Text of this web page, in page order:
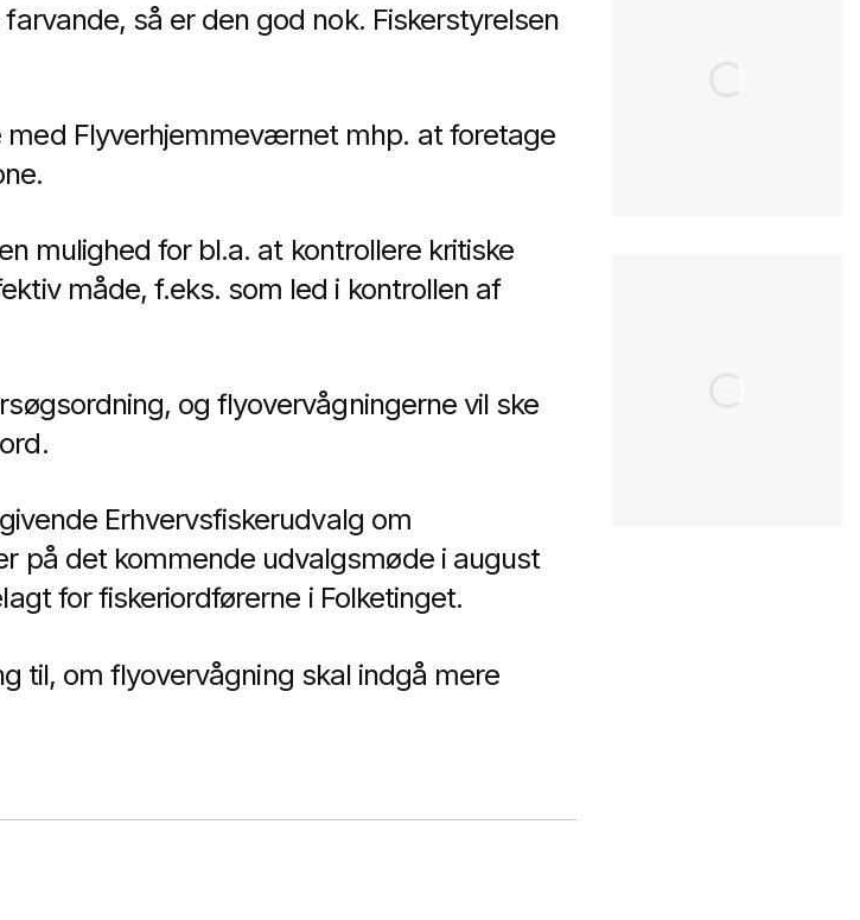
så er den god nok. Fiskerstyrelsen
med Flyverhjemmeværnet mhp. at foretage
mulighed for bl.a. at kontrollere kritiske
måde, f.eks. som led i kontrollen af
og flyovervågningerne vil ske
Erhvervsfiskerudvalg om
på det kommende udvalgsmøde i august
for fiskeriordførerne i Folketinget.
til, om flyovervågning skal indgå mere